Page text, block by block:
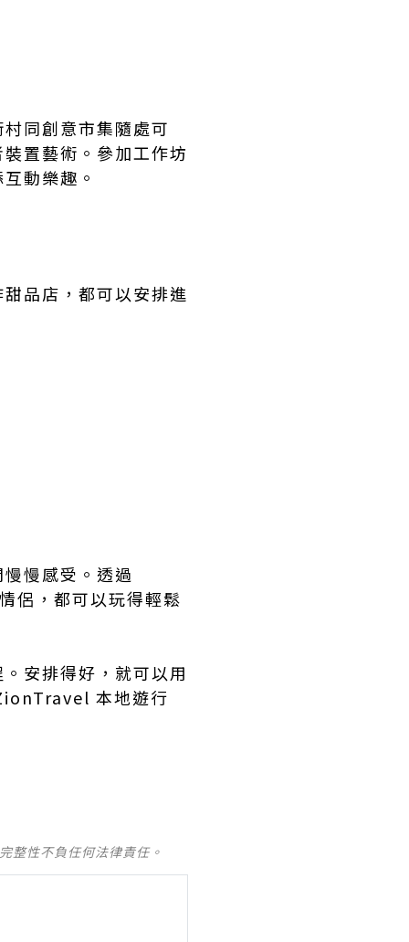
同創意市集隨處可
置藝術。參加工作坊
動樂趣。
品店，都可以安排進
慢感受。透過
侶，都可以玩得輕鬆
安排得好，就可以用
本地遊行
整性不負任何法律責任。